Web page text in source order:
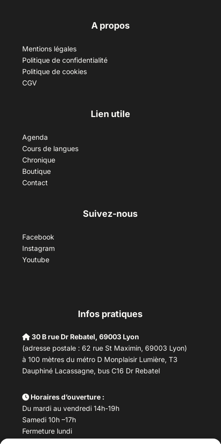
A propos
Mentions légales
Politique de confidentialité
Politique de cookies
CGV
Lien utile
Agenda
Cours de langues
Chronique
Boutique
Contact
Suivez-nous
Facebook
Instagram
Youtube
Infos pratiques
30 B rue Dr Rebatel, 69003 Lyon
(adresse postale : 62 rue St Maximin, 69003 Lyon)
à 100 mètres du métro D Monplaisir Lumière, T3
Dauphiné Lacassagne, bus C16 Dr Rebatel
Horaires d’ouverture :
Du mardi au vendredi 14h-19h
Samedi 10h –17h
Fermeture lundi